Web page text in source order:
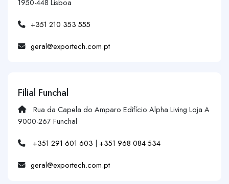
+351 210 353 555
geral@exportech.com.pt
Filial Funchal
Rua da Capela do Amparo Edifício Alpha Living Loja A
9000-267 Funchal
+351 291 601 603 | +351 968 084 534
geral@exportech.com.pt